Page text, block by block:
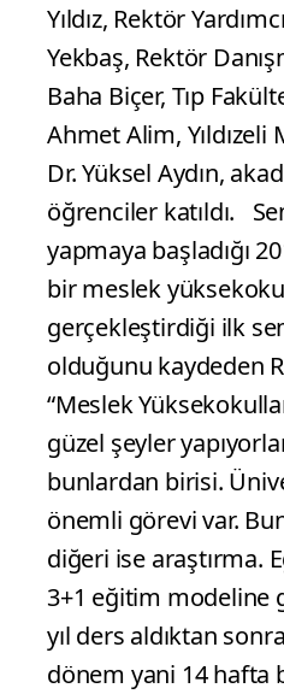
Yıldız, Rektör
Yekbaş, Rektör
Baha Biçer, Tıp
Ahmet Alim,
Dr. Yüksel Aydın,
öğrenciler katıldı.
yapmaya başladığı
bir meslek
gerçekleştirdiği ilk
olduğunu kaydeden
“Meslek
güzel şeyler
bunlardan birisi.
önemli görevi var.
diğeri ise araştırma.
3+1 eğitim modeline
yıl ders aldıktan
dönem yani 14 hafta